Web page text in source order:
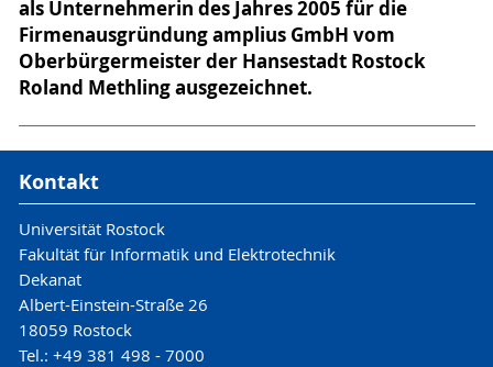
als Unternehmerin des Jahres 2005 für die
Firmenausgründung amplius GmbH vom
Oberbürgermeister der Hansestadt Rostock
Roland Methling ausgezeichnet.
Kontakt
Universität Rostock
Fakultät für Informatik und Elektrotechnik
Dekanat
Albert-Einstein-Straße 26
18059 Rostock
Tel.: +49 381 498 - 7000